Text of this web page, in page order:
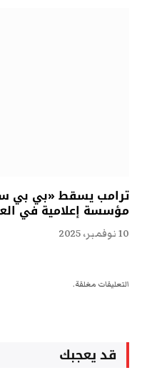
ترامب يسقط «بي بي
مؤسسة إعلامية في
10 نوفمبر، 2025
التعليقات مغلقة.
قد يعجبك